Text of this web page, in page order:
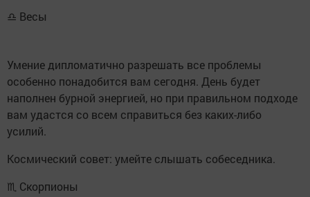
♎ Весы
Умение дипломатично разрешать все проблемы
особенно понадобится вам сегодня. День будет
наполнен бурной энергией, но при правильном подходе
вам удастся со всем справиться без каких-либо
усилий.
Космический совет: умейте слышать собеседника.
♏ Скорпионы